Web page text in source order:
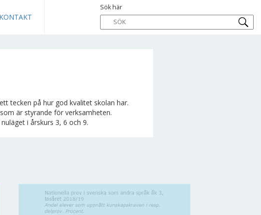
KONTAKT
Sök här
tecken på hur god kvalitet skolan har.
är styrande för verksamheten.
i årskurs 3, 6 och 9.